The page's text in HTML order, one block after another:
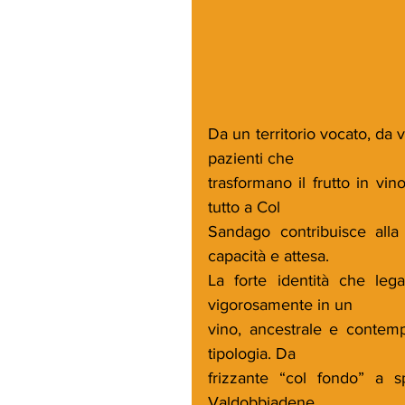
Da un territorio vocato, da
pazienti che
trasformano il frutto in
tutto a Col
Sandago contribuisce
capacità e attesa.
La forte identità che
vigorosamente in un
vino, ancestrale e
tipologia. Da
frizzante “col fondo” a